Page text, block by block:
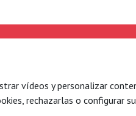
de privacidad
vídeos y personalizar
rechazarlas o configurar